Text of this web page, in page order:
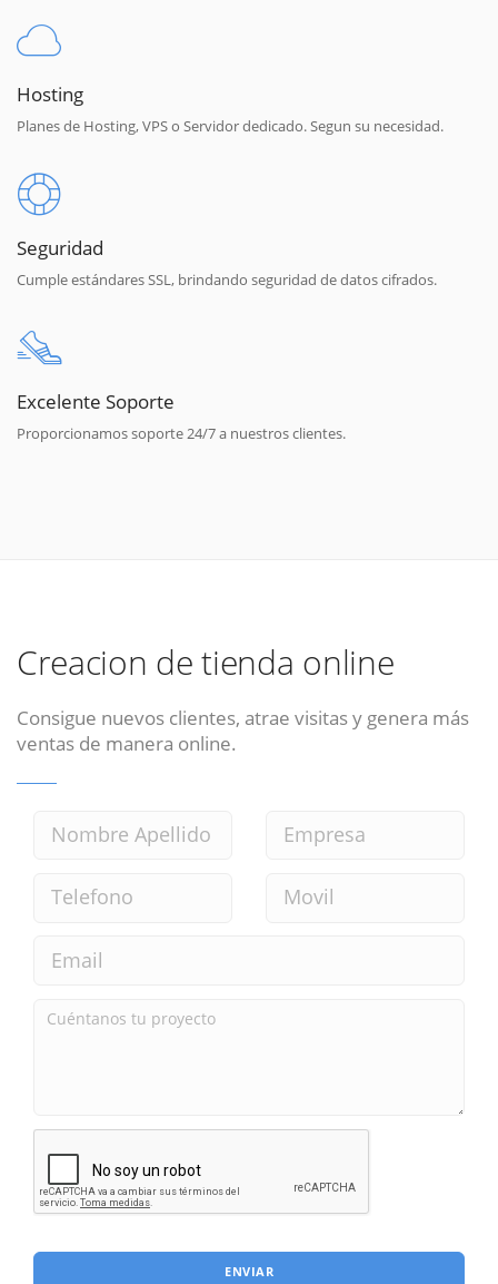
Hosting
Planes de Hosting, VPS o Servidor dedicado. Segun su necesidad.
Seguridad
Cumple estándares SSL, brindando seguridad de datos cifrados.
Excelente Soporte
Proporcionamos soporte 24/7 a nuestros clientes.
Creacion de tienda online
Consigue nuevos clientes, atrae visitas y genera más
ventas de manera online.
ENVIAR